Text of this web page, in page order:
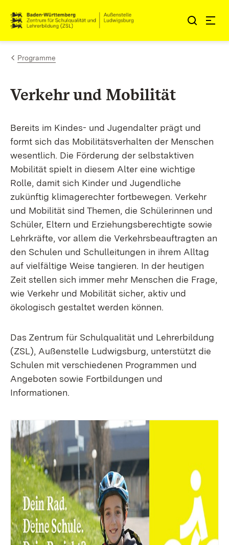
Zum Inhalt springen
Link zur Startseite
Programme
Verkehr und Mobilität
Bereits im Kindes- und Jugendalter prägt und
formt sich das Mobilitätsverhalten der Menschen
wesentlich. Die Förderung der selbstaktiven
Mobilität spielt in diesem Alter eine wichtige
Rolle, damit sich Kinder und Jugendliche
zukünftig klimagerechter fortbewegen. Verkehr
und Mobilität sind Themen, die Schülerinnen und
Schüler, Eltern und Erziehungsberechtigte sowie
Lehrkräfte, vor allem die Verkehrsbeauftragten an
den Schulen und Schulleitungen in ihrem Alltag
auf vielfältige Weise tangieren. In der heutigen
Zeit stellen sich immer mehr Menschen die Frage,
wie Verkehr und Mobilität sicher, aktiv und
ökologisch gestaltet werden können.
Das Zentrum für Schulqualität und Lehrerbildung
(ZSL), Außenstelle Ludwigsburg, unterstützt die
Schulen mit verschiedenen Programmen und
Angeboten sowie Fortbildungen und
Informationen.